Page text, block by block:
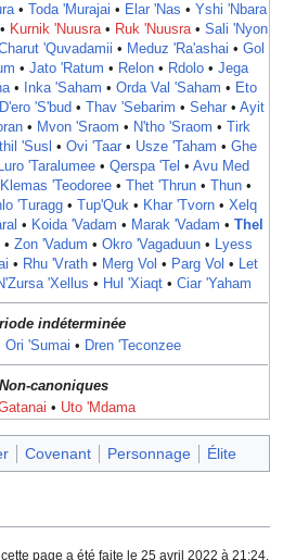
• Toda 'Murajai • Elar 'Nas • Yshi 'Nbara
Kurnik 'Nuusra• Ruk 'Nuusra• Sali 'Nyon
'Quvadamii • Meduz 'Ra'ashai • Gol
• Jato 'Ratum • Relon• Rdolo• Jega
• Inka 'Saham • Orda Val 'Saham • Eto
D'ero 'S'bud • Thav 'Sebarim • Sehar• Ayit
• Mvon 'Sraom • N'tho 'Sraom •
Tirk
'Susl • Ovi 'Taar• Usze 'Taham • Ghe
Luro 'Taralumee • Qerspa 'Tel • Avu Med
Klemas 'Teodoree• Thet 'Thrun• Thun•
'Turagg • Tup'Quk • Khar 'Tvorn • Xelq
• Koida 'Vadam • Marak 'Vadam • Thel
• Zon 'Vadum • Okro 'Vagaduun • Lyess
• Rhu 'Vrath‎ • Merg Vol • Parg Vol • Let
'Xellus • Hul 'Xiaqt • Ciar 'Yaham
indéterminée
Ori 'Sumai • Dren 'Teconzee
Non-canoniques
• Uto 'Mdama
Covenant Personnage Élite
page a été faite le 25 avril 2022 à 21:24.